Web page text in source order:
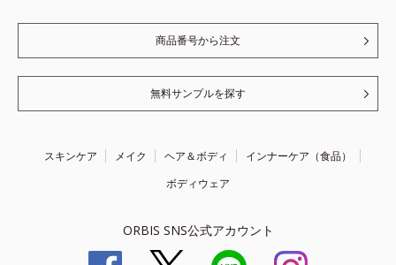
商品番号から注文
無料サンプルを探す
スキンケア メイク ヘア＆ボディ
インナーケア（食品）
ボディウェア
ORBIS SNS公式アカウント